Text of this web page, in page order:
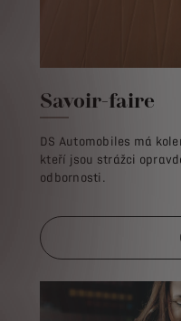
Savoir-faire
DS Automobiles má
kteří jsou strážci
odbornosti.